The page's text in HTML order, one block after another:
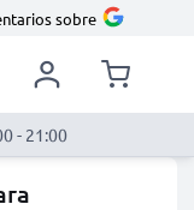
sobre
- 21:00